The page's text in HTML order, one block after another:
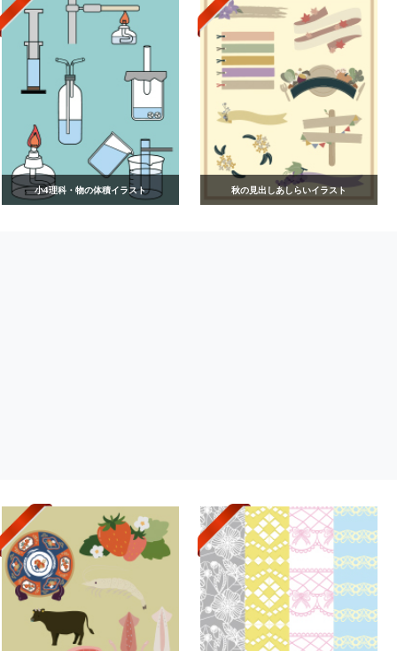
小4理科・物の体積イラスト 秋の見出しあしらいイラスト